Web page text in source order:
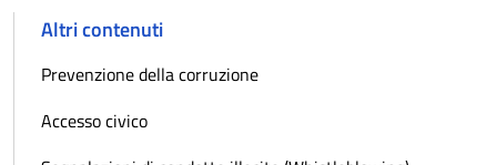
Altri contenuti
Prevenzione della corruzione
Accesso civico